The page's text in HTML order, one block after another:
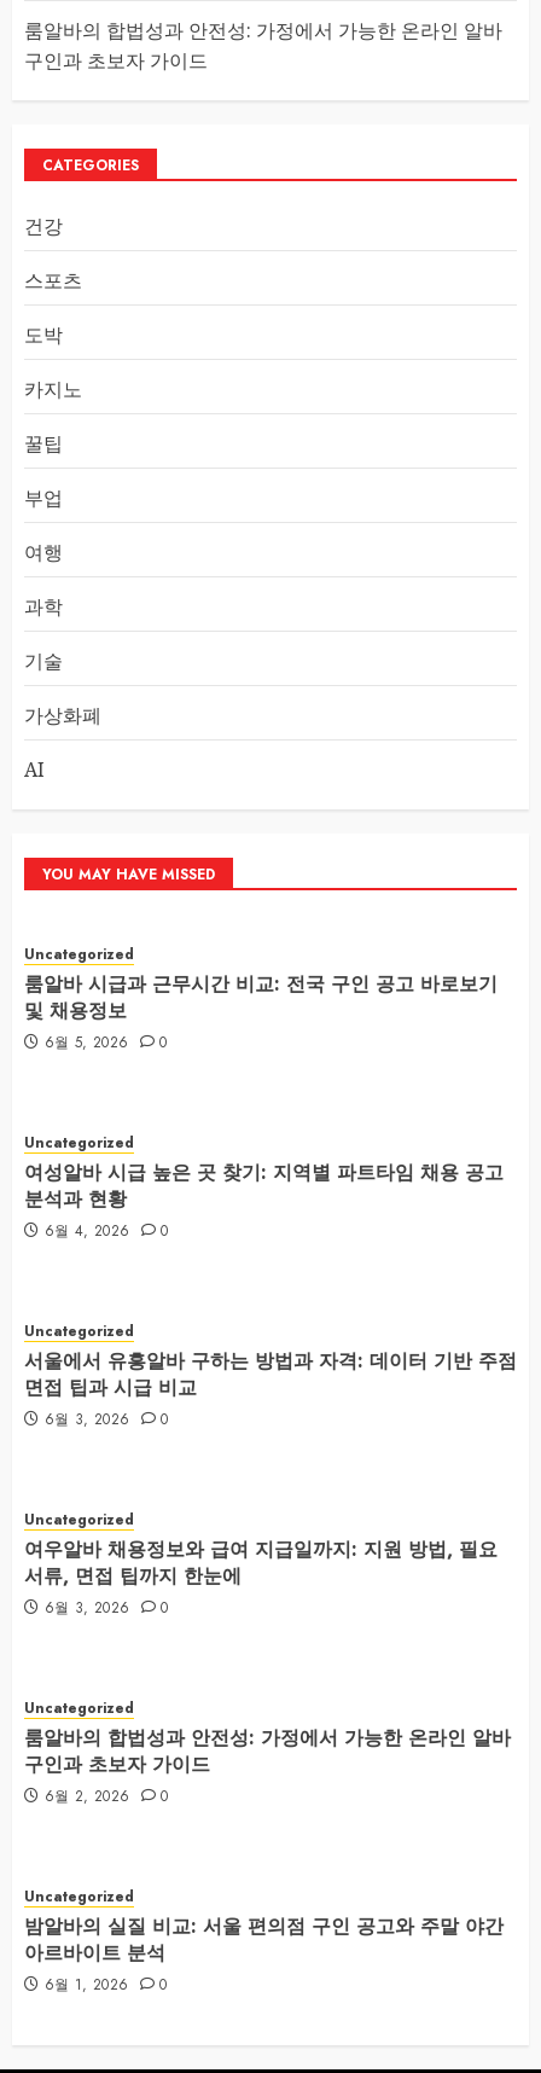
룸알바의 합법성과 안전성: 가정에서 가능한 온라인 알바
구인과 초보자 가이드
CATEGORIES
건강
스포츠
도박
카지노
꿀팁
부업
여행
과학
기술
가상화폐
AI
YOU MAY HAVE MISSED
Uncategorized
룸알바 시급과 근무시간 비교: 전국 구인 공고 바로보기
및 채용정보
6월 5, 2026 0
Uncategorized
여성알바 시급 높은 곳 찾기: 지역별 파트타임 채용 공고
분석과 현황
6월 4, 2026 0
Uncategorized
서울에서 유흥알바 구하는 방법과 자격: 데이터 기반 주점
면접 팁과 시급 비교
6월 3, 2026 0
Uncategorized
여우알바 채용정보와 급여 지급일까지: 지원 방법, 필요
서류, 면접 팁까지 한눈에
6월 3, 2026 0
Uncategorized
룸알바의 합법성과 안전성: 가정에서 가능한 온라인 알바
구인과 초보자 가이드
6월 2, 2026 0
Uncategorized
밤알바의 실질 비교: 서울 편의점 구인 공고와 주말 야간
아르바이트 분석
6월 1, 2026 0